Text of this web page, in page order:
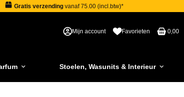
Gratis verzendingvanaf 75.00 (incl.btw)*
Mijn account Favorieten 0,00
Stoelen, Wasunits & Interieur